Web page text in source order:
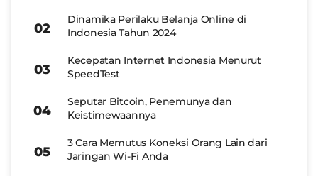
Dinamika Perilaku Belanja Online di
Indonesia Tahun 2024
Kecepatan Internet Indonesia Menurut
SpeedTest
Seputar Bitcoin, Penemunya dan
Keistimewaannya
3 Cara Memutus Koneksi Orang Lain dari
Jaringan Wi-Fi Anda